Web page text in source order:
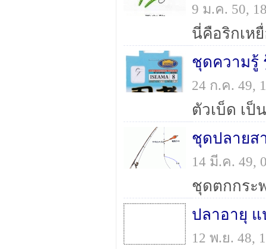
9 ม.ค. 50,
ชุดความรู้
24 ก.ค. 49,
14 มี.ค. 49,
ปลาอายุ
12 พ.ย. 48,